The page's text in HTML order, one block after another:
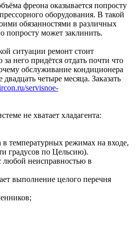
фреона оказывается попросту
оборудования. В такой
обязанностями в различных
попросту может заклинить.
ситуации ремонт стоит
него придётся отдать почти что
обслуживание кондиционера
четыре месяца. Заказать
servisnoe-
не хватает хладагента:
температурных режимах на входе,
градусов по Цельсию).
любой неисправностью в
выполнение целого перечня